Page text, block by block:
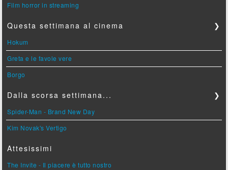
Film horror in streaming
Questa settimana al cinema ❯
Hokum
Greta e le favole vere
Borgo
Dalla scorsa settimana... ❯
Spider-Man - Brand New Day
Kim Novak's Vertigo
Attesissimi
The Invite - Il piacere è tutto nostro